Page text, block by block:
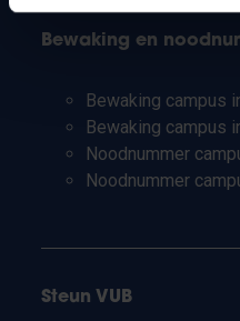
Bewaking en
Bewaking campus
Bewaking campus
Noodnummer
Noodnummer
Steun VUB